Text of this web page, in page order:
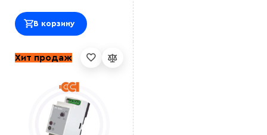
В корзину
Хит продаж